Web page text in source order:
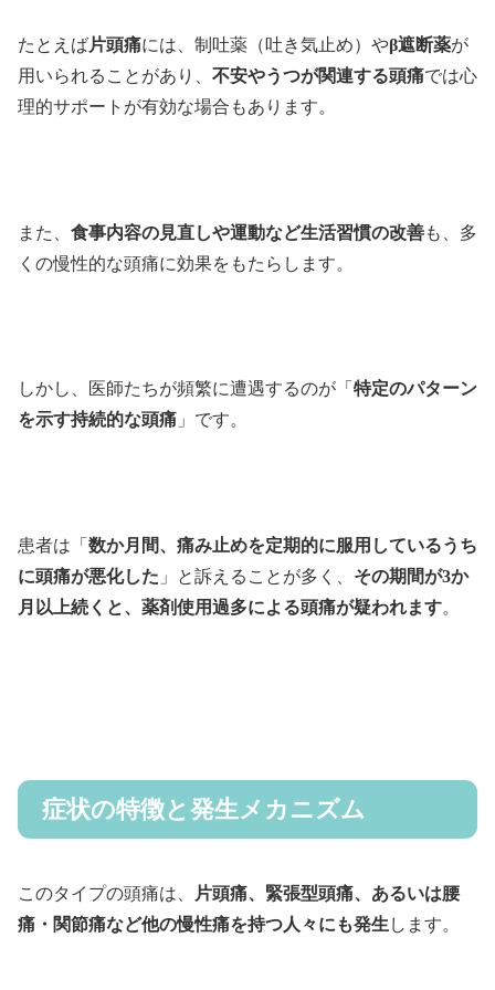
たとえば片頭痛には、制吐薬（吐き気止め）やβ遮断薬が
用いられることがあり、 不安やうつが関連する頭痛では心
理的サポートが有効な場合もあります。
また、 食事内容の見直しや運動など生活習慣の改善も、多
くの慢性的な頭痛に効果をもたらします。
しかし、医師たちが頻繁に遭遇するのが「 特定のパターン
を示す持続的な頭痛 」です。
患者は「 数か月間、痛み止めを定期的に服用しているうち
に頭痛が悪化した 」と訴えることが多く、 その期間が3か
月以上続くと、薬剤使用過多による頭痛が疑われます。
症状の特徴と発生メカニズム
このタイプの頭痛は、
片頭痛、緊張型頭痛、あるいは腰
痛・関節痛など他の慢性痛を持つ人々にも発生 します。